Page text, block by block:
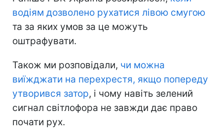
водіям дозволено рухатися лівою смугою
та за яких умов за це можуть
оштрафувати.
Також ми розповідали, чи можна
виїжджати на перехрестя, якщо попереду
утворився затор, і чому навіть зелений
сигнал світлофора не завжди дає право
почати рух.